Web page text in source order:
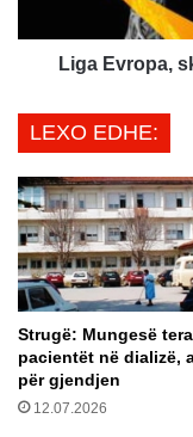
j
ë
e
g
u
l
l
a
v
e
n
ë
p
s
a
d
r
a
t
s
p
a
n
j
Liga Evropa,
LEXO EDHE:
Strugë: Mungesë
pacientët në dializë,
për gjendjen
12.07.2026